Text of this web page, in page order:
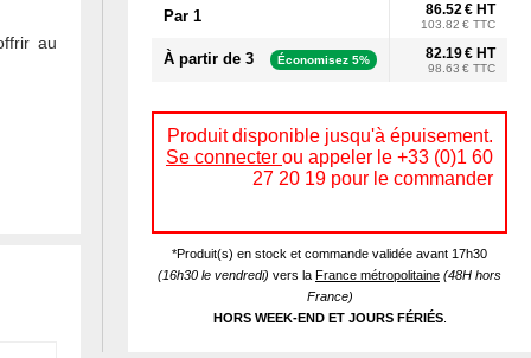
au
Par 1 86.52 € HT
103.82 € TTC
À partir de 3 Économisez 5% 82.19 € HT
98.63 € TTC
Produit disponible jusqu'à épuisement.
Se connecter ou appeler le +33 (0)1 60
27 20 19 pour le commander
*Produit(s) en stock et commande validée avant 17h30
(16h30 le vendredi) vers la France métropolitaine (48H hors
France)
HORS WEEK-END ET JOURS FÉRIÉS.